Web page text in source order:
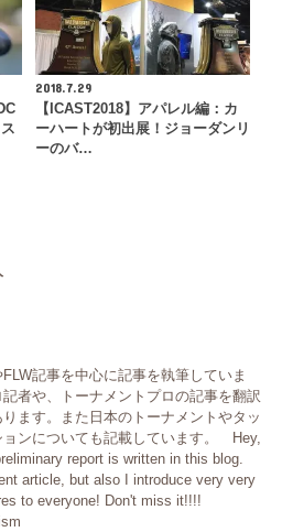
2018.7.29
【ICAST2018】アパレル編：カ
ーハートが初出展！ジョーダンリ
ーのバ…
記事を中心に記事を執筆していま
者や、トーナメントプロの記事を翻訳
ます。また日本のトーナメントやタッ
ョンについても記載しています。 Hey,
report is written in this blog.
article, but also I introduce very very
to everyone! Don't miss it!!!!